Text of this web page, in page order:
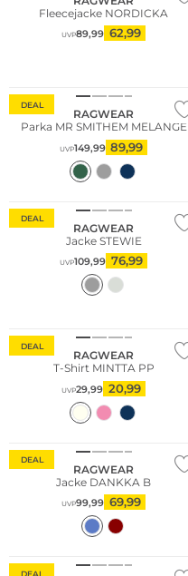
Fleecejacke NORDICKA
UVP89,99 62,99
DEAL
RAGWEAR
Parka MR SMITHEM MELANGE
UVP149,99 89,99
DEAL
RAGWEAR
Jacke STEWIE
UVP109,99 76,99
DEAL
RAGWEAR
T-Shirt MINTTA PP
UVP29,99 20,99
DEAL
RAGWEAR
Jacke DANKKA B
UVP99,99 69,99
DEAL